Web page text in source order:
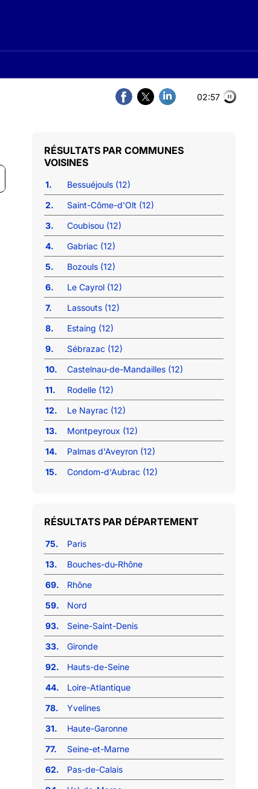
02:56
COMMUNES
VOISINES
1.
Bessuéjouls (12)
2.
Saint-Côme-d'Olt (12)
3.
Coubisou (12)
4.
Gabriac (12)
5.
Bozouls (12)
6.
Le Cayrol (12)
7.
Lassouts (12)
8.
Estaing (12)
9.
Sébrazac (12)
10.
Castelnau-de-Mandailles (12)
11.
Rodelle (12)
12.
Le Nayrac (12)
13.
Montpeyroux (12)
14.
Palmas d'Aveyron (12)
15.
Condom-d'Aubrac (12)
RÉSULTATS PAR DÉPARTEMENT
75.
Paris
13.
Bouches-du-Rhône
69.
Rhône
59.
Nord
93.
Seine-Saint-Denis
33.
Gironde
92.
Hauts-de-Seine
44.
Loire-Atlantique
78.
Yvelines
31.
Haute-Garonne
77.
Seine-et-Marne
62.
Pas-de-Calais